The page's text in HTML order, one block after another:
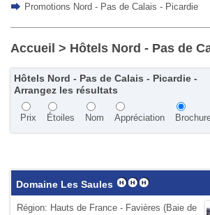
Promotions Nord - Pas de Calais - Picardie
Accueil > Hôtels Nord - Pas de
Hôtels Nord - Pas de Calais - Picardie -
Arrangez les résultats
Prix Étoiles Nom Appréciation
Domaine Les Saules
Région: Hauts de France - Favières (Baie de